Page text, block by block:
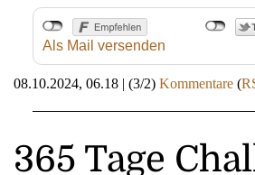
Als Mail versenden
08.10.2024, 06.18 | (3/2) Kommentare (
365 Tage